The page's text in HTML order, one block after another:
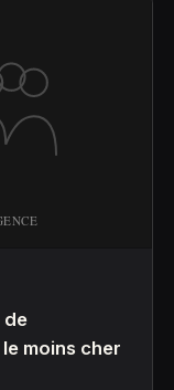
de
moins cher